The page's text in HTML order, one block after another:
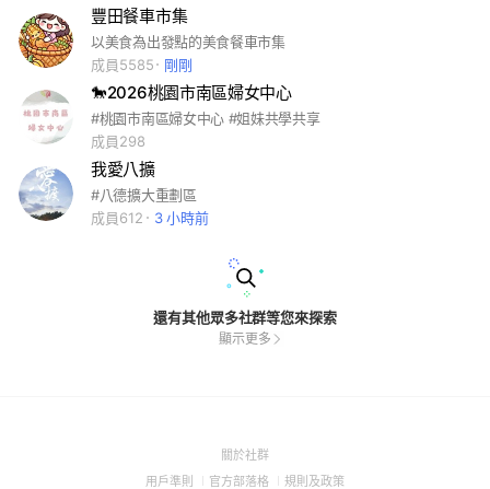
豐田餐車市集
以美食為出發點的美食餐車市集
成員5585
剛剛
🐎2026桃園市南區婦女中心
#桃園市南區婦女中心 #姐妹共學共享
成員298
我愛八擴
#八德擴大重劃區
成員612
3 小時前
還有其他眾多社群等您來探索
顯示更多
關於社群(Open
用戶準則 (Open
官方部落格 (Open
規則及政策(Open